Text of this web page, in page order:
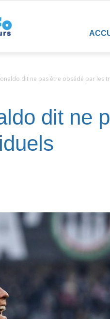
dit ne pas être obsédé par les
dit ne